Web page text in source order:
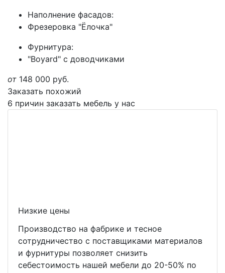
Наполнение фасадов:
Фрезеровка "Ёлочка"
Фурнитура:
"Boyard" с доводчиками
от 148 000 руб.
Заказать похожий
6 причин заказать мебель у нас
Низкие цены
Производство на фабрике и тесное
сотрудничество с поставщиками материалов
и фурнитуры позволяет снизить
себестоимость нашей мебели до 20-50% по